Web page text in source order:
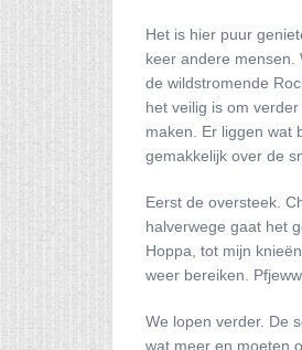
Het is hier puur
keer andere mensen.
de wildstromende
het veilig is om
maken. Er liggen wat
gemakkelijk over de
Eerst de oversteek.
halverwege gaat het
Hoppa, tot mijn
weer bereiken.
We lopen verder. De
wat meer en moeten